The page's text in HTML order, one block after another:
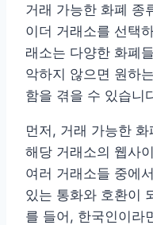
거래 가능한 화폐 종
이더 거래소를 선택
래소는 다양한 화폐
악하지 않으면 원하
함을 겪을 수 있습니
먼저, 거래 가능한
해당 거래소의 웹사
여러 거래소들 중에
있는 통화와 호환이
를 들어, 한국인이라